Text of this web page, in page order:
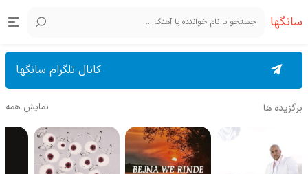
سانگها
کانال تلگرام سانگها
برگزیده ها نمایش همه